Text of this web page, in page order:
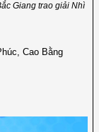
Giang trao giải Nhì
Cao Bằng